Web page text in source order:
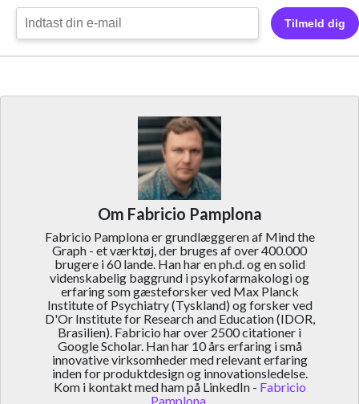
Tilmeld dig
Om Fabricio Pamplona
Fabricio Pamplona er grundlæggeren af Mind the
Graph - et værktøj, der bruges af over 400.000
brugere i 60 lande. Han har en ph.d. og en solid
videnskabelig baggrund i psykofarmakologi og
erfaring som gæsteforsker ved Max Planck
Institute of Psychiatry (Tyskland) og forsker ved
D'Or Institute for Research and Education (IDOR,
Brasilien). Fabricio har over 2500 citationer i
Google Scholar. Han har 10 års erfaring i små
innovative virksomheder med relevant erfaring
inden for produktdesign og innovationsledelse.
Kom i kontakt med ham på LinkedIn - Fabricio
Pamplona.